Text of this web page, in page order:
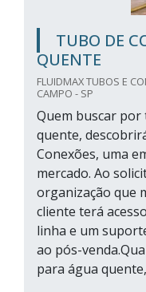
TUBO DE
QUENTE
FLUIDMAX TUBOS E
CAMPO - SP
Quem buscar
quente,
Conexões, uma
mercado. Ao
organização que
cliente terá
linha e um
ao pós-
para água